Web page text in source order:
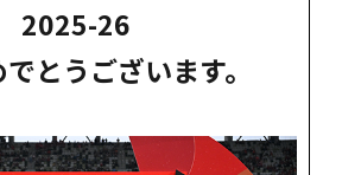
2025-26
とうございます。